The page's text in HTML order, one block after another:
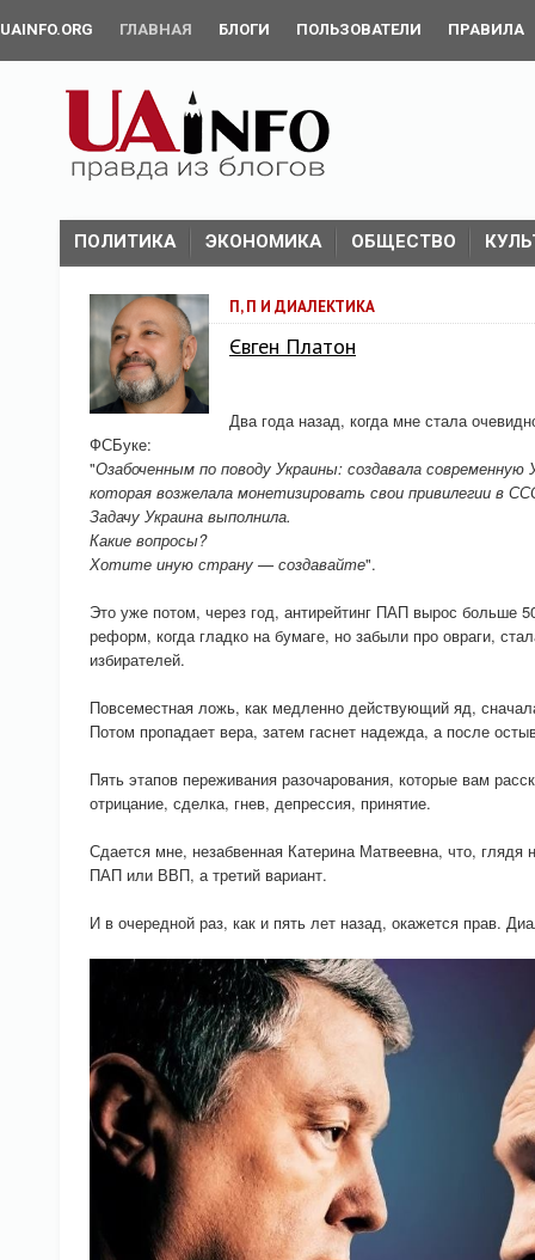
UAINFO.ORG ГЛАВНАЯ БЛОГИ ПОЛЬЗОВАТЕЛИ ПРАВИЛА
ПОЛИТИКА ЭКОНОМИКА ОБЩЕСТВО
П, П И ДИАЛЕКТИКА
Євген Платон
Два года назад, когда мне стала
ФСБуке:
"Озабоченным по поводу Украины: создавала современную
которая возжелала монетизировать свои привилегии в
Задачу Украина выполнила.
Какие вопросы?
Хотите иную страну — создавайте".
Это уже потом, через год, антирейтинг ПАП вырос больше
реформ, когда гладко на бумаге, но забыли про овраги,
избирателей.
Повсеместная ложь, как медленно действующий яд,
Потом пропадает вера, затем гаснет надежда, а после
Пять этапов переживания разочарования, которые вам
отрицание, сделка, гнев, депрессия, принятие.
Сдается мне, незабвенная Катерина Матвеевна, что, глядя
ПАП или ВВП, а третий вариант.
И в очередной раз, как и пять лет назад, окажется прав.